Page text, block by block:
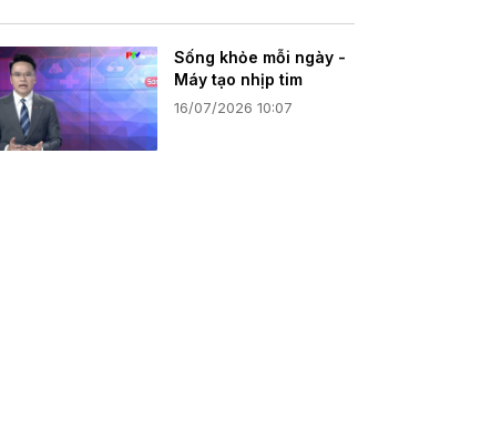
Sống khỏe mỗi ngày -
Máy tạo nhịp tim
16/07/2026 10:07